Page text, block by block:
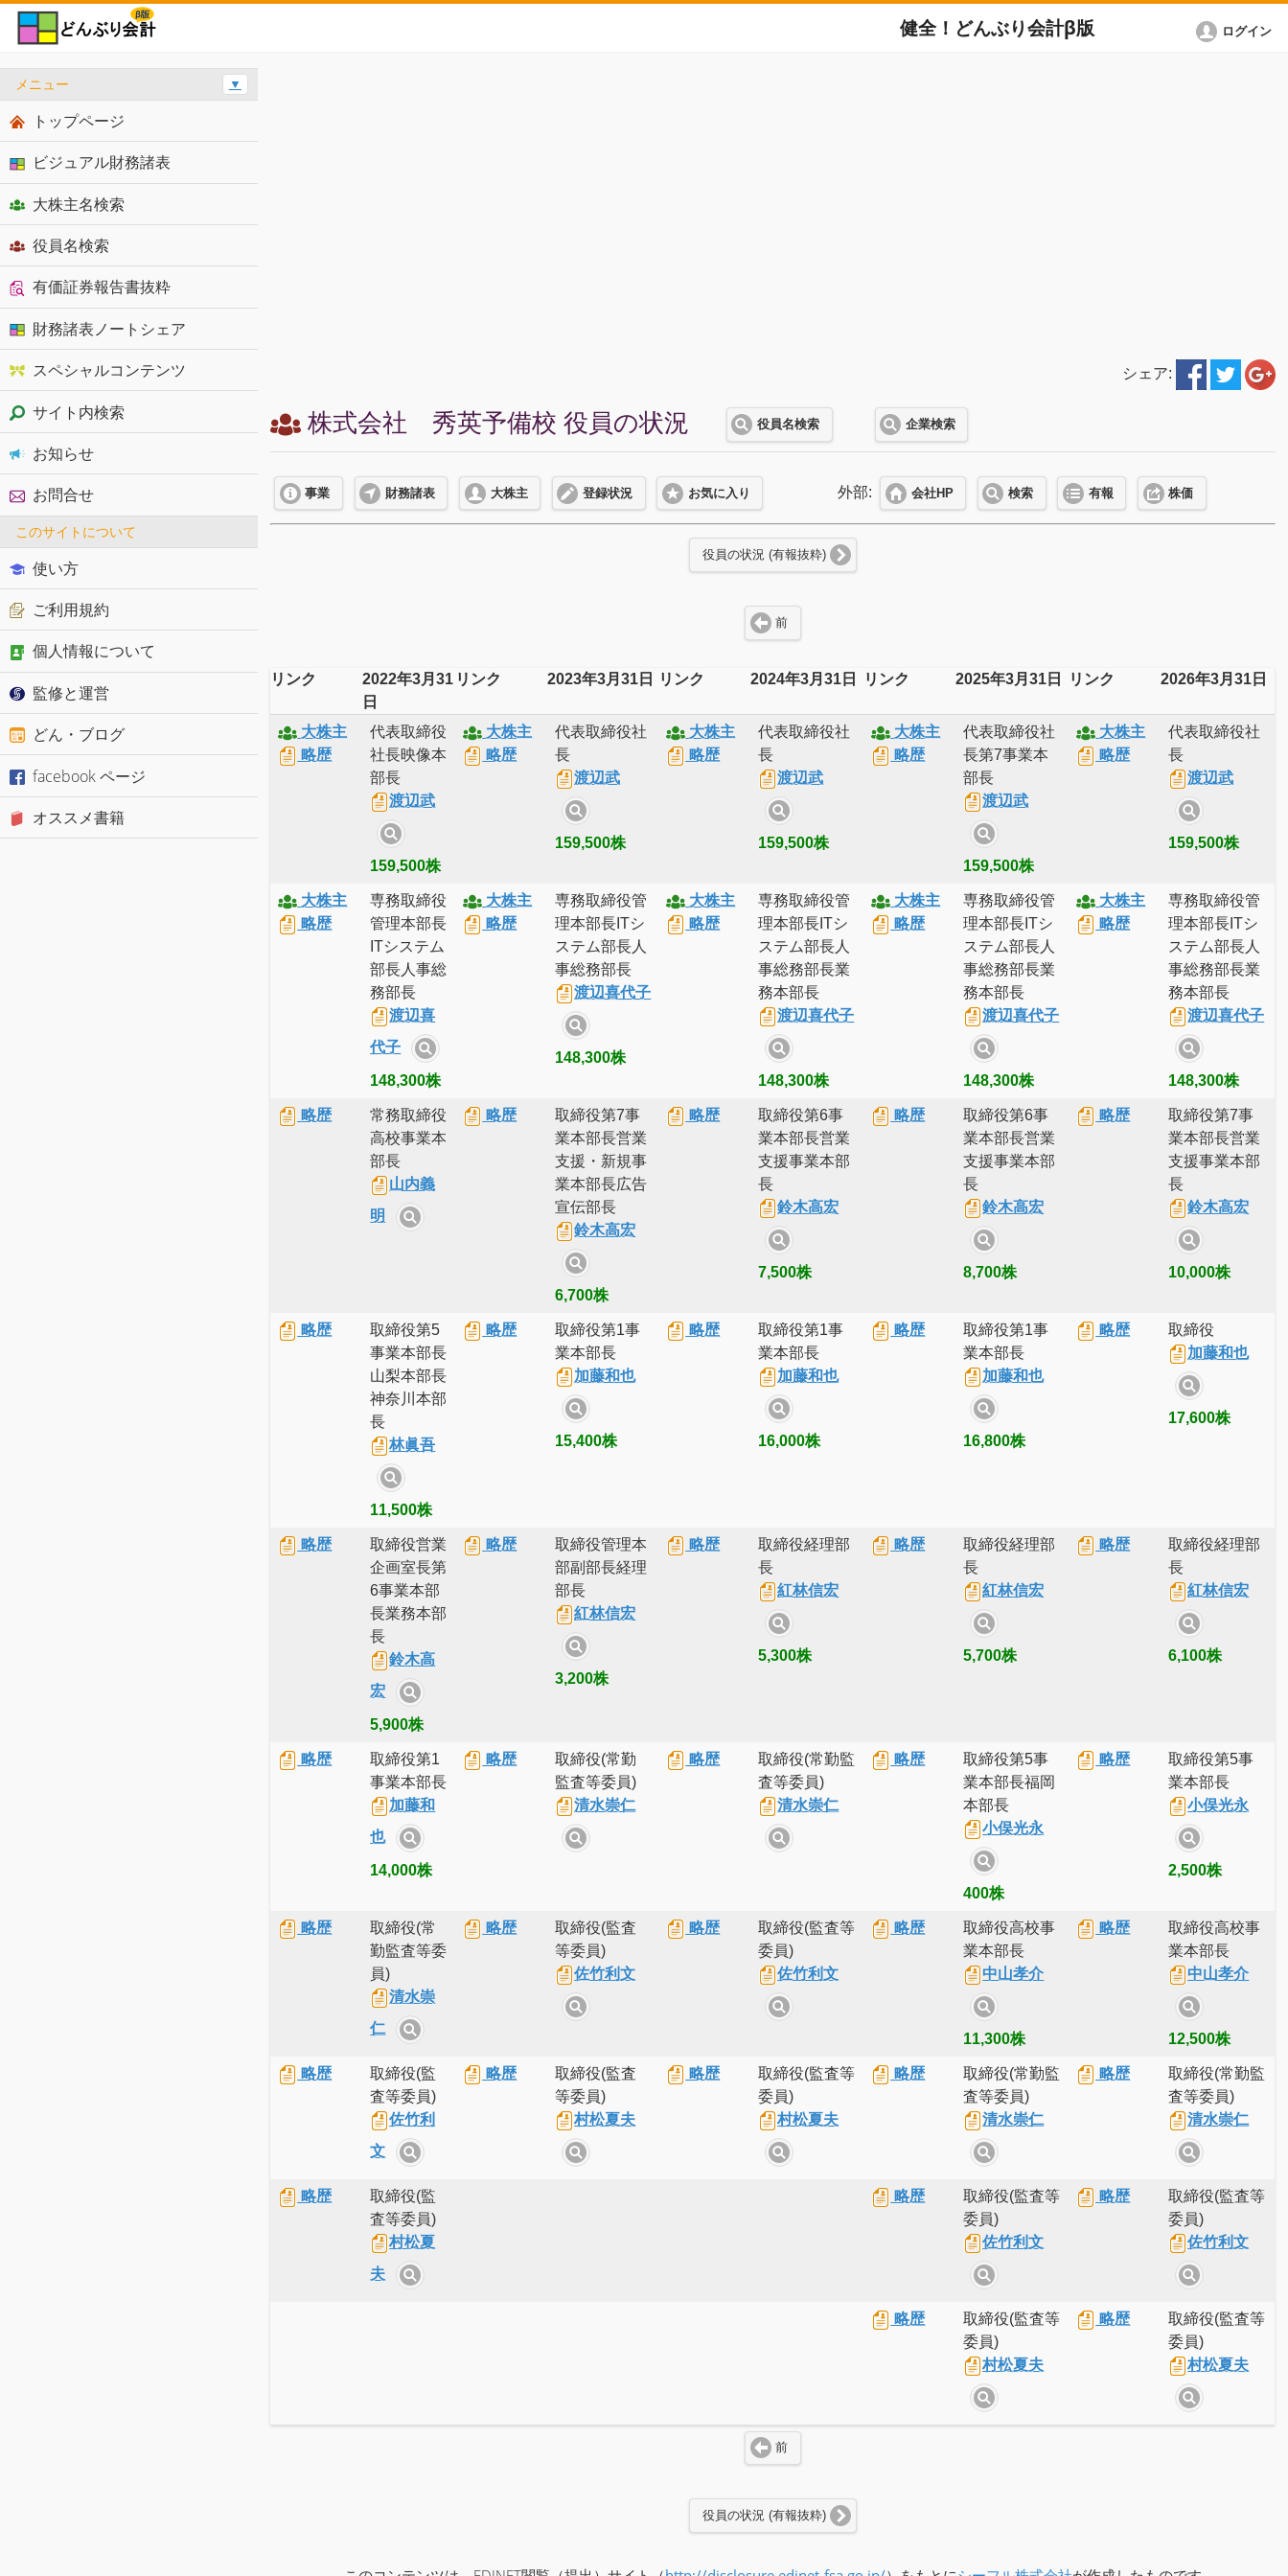
健全！どんぶり会計β版 ログイン
シェア:
株式会社 秀英予備校 役員の状況 役員名検索 企業検索
事業 財務諸表 大株主 登録状況 お気に入り 外部: 会社HP 検索 有報 株価
役員の状況 (有報抜粋)
前
リンク
2022年3月31
日
リンク 2023年3月31日 リンク 2024年3月31日 リンク 2025年3月31日 リンク 2026年3月31日
大株主
略歴
代表取締役
社長映像本
部長
渡辺武
159,500株
大株主
略歴
代表取締役社
長
渡辺武
159,500株
大株主
略歴
代表取締役社
長
渡辺武
159,500株
大株主
略歴
代表取締役社
長第7事業本
部長
渡辺武
159,500株
大株主
略歴
代表取締役社
長
渡辺武
159,500株
大株主
略歴
専務取締役
管理本部長
ITシステム
部長人事総
務部長
渡辺喜
代子
148,300株
大株主
略歴
専務取締役管
理本部長ITシ
ステム部長人
事総務部長
渡辺喜代子
148,300株
大株主
略歴
専務取締役管
理本部長ITシ
ステム部長人
事総務部長業
務本部長
渡辺喜代子
148,300株
大株主
略歴
専務取締役管
理本部長ITシ
ステム部長人
事総務部長業
務本部長
渡辺喜代子
148,300株
大株主
略歴
専務取締役管
理本部長ITシ
ステム部長人
事総務部長業
務本部長
渡辺喜代子
148,300株
略歴
常務取締役
高校事業本
部長
山内義
明
略歴
取締役第7事
業本部長営業
支援・新規事
業本部長広告
宣伝部長
鈴木高宏
6,700株
略歴
取締役第6事
業本部長営業
支援事業本部
長
鈴木高宏
7,500株
略歴
取締役第6事
業本部長営業
支援事業本部
長
鈴木高宏
8,700株
略歴
取締役第7事
業本部長営業
支援事業本部
長
鈴木高宏
10,000株
略歴
取締役第5
事業本部長
山梨本部長
神奈川本部
長
林眞吾
11,500株
略歴
取締役第1事
業本部長
加藤和也
15,400株
略歴
取締役第1事
業本部長
加藤和也
16,000株
略歴
取締役第1事
業本部長
加藤和也
16,800株
略歴
取締役
加藤和也
17,600株
略歴
取締役営業
企画室長第
6事業本部
長業務本部
長
鈴木高
宏
5,900株
略歴
取締役管理本
部副部長経理
部長
紅林信宏
3,200株
略歴
取締役経理部
長
紅林信宏
5,300株
略歴
取締役経理部
長
紅林信宏
5,700株
略歴
取締役経理部
長
紅林信宏
6,100株
略歴
取締役第1
事業本部長
加藤和
也
14,000株
略歴
取締役(常勤
監査等委員)
清水崇仁
略歴
取締役(常勤監
査等委員)
清水崇仁
略歴
取締役第5事
業本部長福岡
本部長
小俣光永
400株
略歴
取締役第5事
業本部長
小俣光永
2,500株
略歴
取締役(常
勤監査等委
員)
清水崇
仁
略歴
取締役(監査
等委員)
佐竹利文
略歴
取締役(監査等
委員)
佐竹利文
略歴
取締役高校事
業本部長
中山孝介
11,300株
略歴
取締役高校事
業本部長
中山孝介
12,500株
略歴
取締役(監
査等委員)
佐竹利
文
略歴
取締役(監査
等委員)
村松夏夫
略歴
取締役(監査等
委員)
村松夏夫
略歴
取締役(常勤監
査等委員)
清水崇仁
略歴
取締役(常勤監
査等委員)
清水崇仁
略歴
取締役(監
査等委員)
村松夏
夫
略歴
取締役(監査等
委員)
佐竹利文
略歴
取締役(監査等
委員)
佐竹利文
略歴
取締役(監査等
委員)
村松夏夫
略歴
取締役(監査等
委員)
村松夏夫
前
役員の状況 (有報抜粋)
メニュー ▼
トップページ
ビジュアル財務諸表
大株主名検索
役員名検索
有価証券報告書抜粋
財務諸表ノートシェア
スペシャルコンテンツ
サイト内検索
お知らせ
お問合せ
このサイトについて
使い方
ご利用規約
個人情報について
監修と運営
どん・ブログ
facebook ページ
オススメ書籍